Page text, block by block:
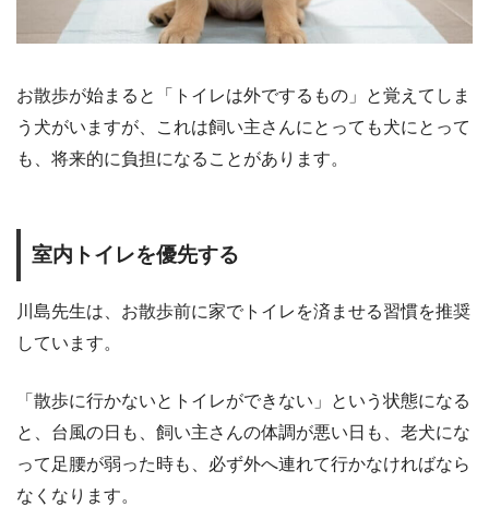
お散歩が始まると「トイレは外でするもの」と覚えてしま
う犬がいますが、これは飼い主さんにとっても犬にとって
も、将来的に負担になることがあります。
室内トイレを優先する
川島先生は、お散歩前に家でトイレを済ませる習慣を推奨
しています。
「散歩に行かないとトイレができない」という状態になる
と、台風の日も、飼い主さんの体調が悪い日も、老犬にな
って足腰が弱った時も、必ず外へ連れて行かなければなら
なくなります。